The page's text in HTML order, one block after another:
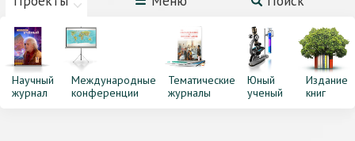
Научный
журнал
Международные
конференции
Тематические
журналы
Юный
ученый
Издание
книг